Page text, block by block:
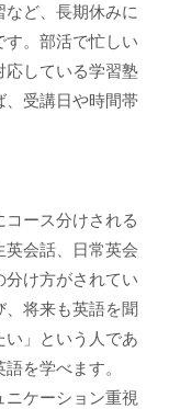
ど、長期休みに
。部活で忙しい
応している学習塾
、受講日や時間帯
ース分けされる
会話、日常英会
け方がされてい
、将来も英語を聞
い」という人であ
を学べます。
ニケーション重視